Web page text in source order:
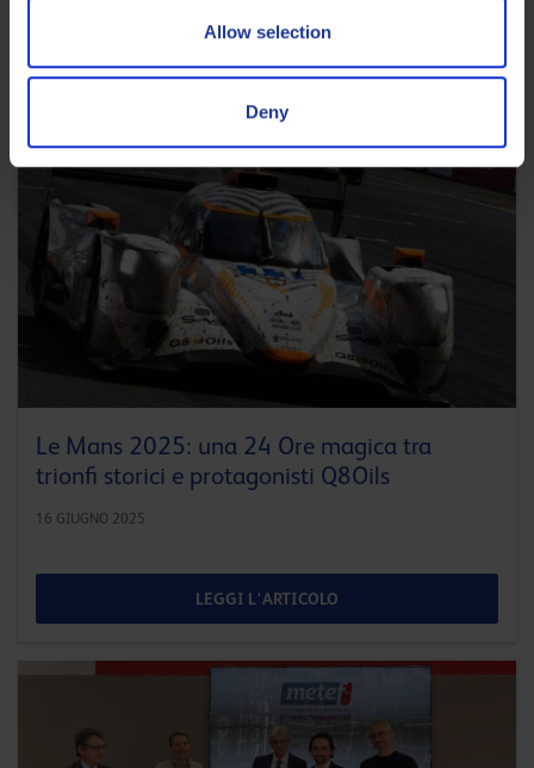
Allow selection
Deny
LEGGI L'ARTICOLO
Le Mans 2025: una 24 Ore magica tra
trionfi storici e protagonisti Q8Oils
16 GIUGNO 2025
LEGGI L'ARTICOLO